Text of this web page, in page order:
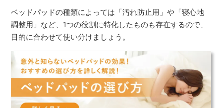
ベッドパッドの種類によっては「汚れ防止用」や「寝心地
調整用」など、1つの役割に特化したものも存在するので、
目的に合わせて使い分けましょう。